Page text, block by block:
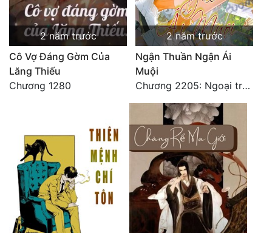
2 năm trước
Cô Vợ Đáng Gờm Của
Lăng Thiếu
Chương 1280
2 năm trước
Ngận Thuần Ngận Ái
Muội
Chương 2205: Ngoại truyện (4)